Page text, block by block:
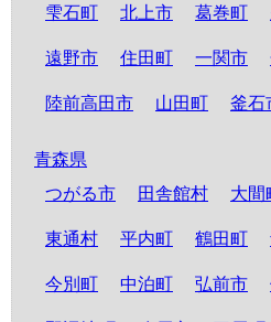
雫石町 北上市 葛巻町
遠野市 住田町 一関市
陸前高田市 山田町 釜石
青森県
つがる市
田舎館村 大間
東通村 平内町 鶴田町
今別町 中泊町 弘前市